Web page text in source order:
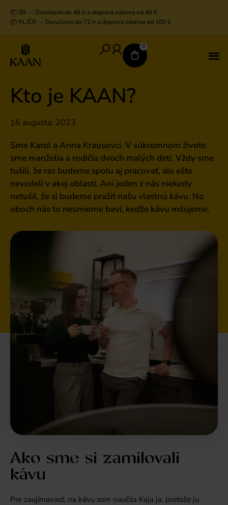
📦 SR — Doručenie do 48 h a doprava zdarma od 45 €
📦 PL/ČR — Doručenie do 72 h a doprava zdarma od 100 €
0
Kto je KAAN?
16 augusta, 2023
Sme Karol a Anna Krausovci. V súkromnom živote
sme manželia a rodičia dvoch malých detí. Vždy sme
tušili, že raz budeme spolu aj pracovať, ale ešte
nevedeli v akej oblasti. Ani jeden z nás niekedy
netušil, že si budeme pražiť našu vlastnú kávu. No
oboch nás to nesmierne baví, keďže kávu milujeme.
Ako sme si zamilovali
kávu
Pre zaujímavosť, na kávu som naučila Kaja ja, pretože ju